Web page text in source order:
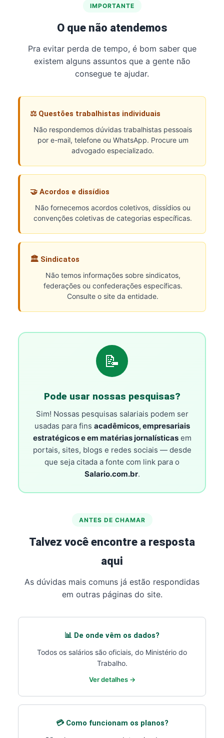
IMPORTANTE
O que não atendemos
Pra evitar perda de tempo, é bom saber que
existem alguns assuntos que a gente não
consegue te ajudar.
⚖️ Questões trabalhistas individuais
Não respondemos dúvidas trabalhistas pessoais
por e-mail, telefone ou WhatsApp. Procure um
advogado especializado.
🤝 Acordos e dissídios
Não fornecemos acordos coletivos, dissídios ou
convenções coletivas de categorias específicas.
🏛️ Sindicatos
Não temos informações sobre sindicatos,
federações ou confederações específicas.
Consulte o site da entidade.
📝
Pode usar nossas pesquisas?
Sim! Nossas pesquisas salariais podem ser
usadas para fins acadêmicos, empresariais
estratégicos e em matérias jornalísticasem
portais, sites, blogs e redes sociais — desde
que seja citada a fonte com link para o
Salario.com.br.
ANTES DE CHAMAR
Talvez você encontre a resposta
aqui
As dúvidas mais comuns já estão respondidas
em outras páginas do site.
📊 De onde vêm os dados?
Todos os salários são oficiais, do Ministério do
Trabalho.
Ver detalhes →
💳 Como funcionam os planos?